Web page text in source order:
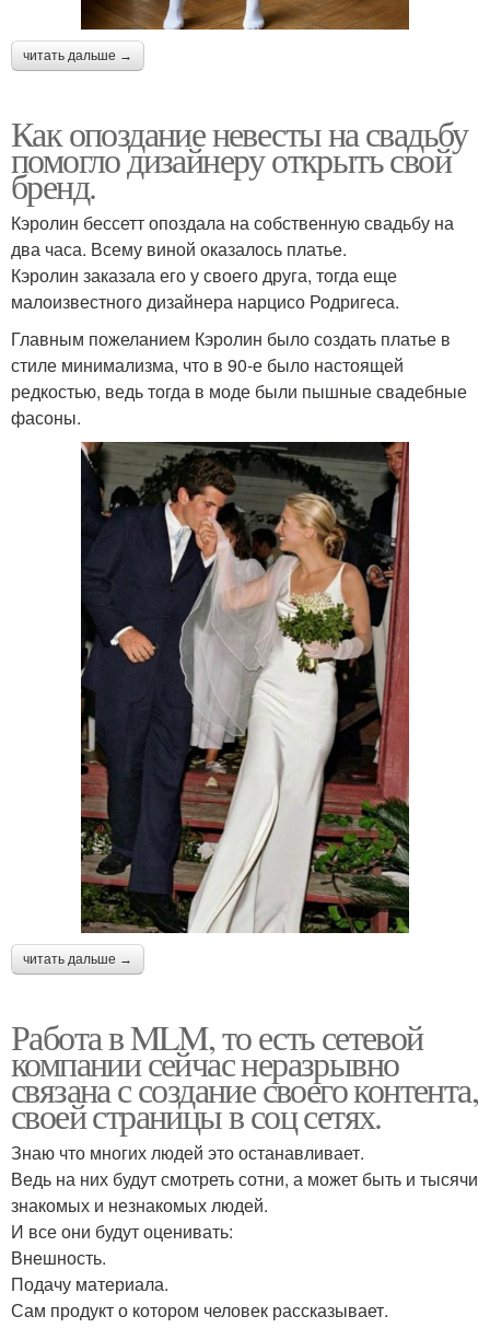
читать дальше →
Как опоздание невесты на свадьбу
помогло дизайнеру открыть свой
бренд.
Кэролин бессетт опоздала на собственную свадьбу на
два часа. Всему виной оказалось платье.
Кэролин заказала его у своего друга, тогда еще
малоизвестного дизайнера нарцисо Родригеса.
Главным пожеланием Кэролин было создать платье в
стиле минимализма, что в 90-е было настоящей
редкостью, ведь тогда в моде были пышные свадебные
фасоны.
читать дальше →
Работа в MLM, то есть сетевой
компании сейчас неразрывно
связана с создание своего контента,
своей страницы в соц сетях.
Знаю что многих людей это останавливает.
Ведь на них будут смотреть сотни, а может быть и тысячи
знакомых и незнакомых людей.
И все они будут оценивать:
Внешность.
Подачу материала.
Сам продукт о котором человек рассказывает.